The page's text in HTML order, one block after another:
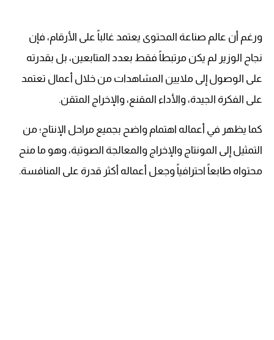
ورغم أن عالم صناعة المحتوى يعتمد غالباً على الأرقام، فإن
نجاح الوزير لم يكن مرتبطاً فقط بعدد المتابعين، بل بقدرته
على الوصول إلى ملايين المشاهدات من خلال أعمال تعتمد
على الفكرة الجيدة، والأداء المقنع، والإخراج المتقن.
كما يظهر في أعماله اهتمام واضح بجميع مراحل الإنتاج؛ من
التمثيل إلى المونتاج والإخراج والمعالجة الصوتية، وهو ما منح
محتواه طابعاً احترافياً وجعل أعماله أكثر قدرة على المنافسة.